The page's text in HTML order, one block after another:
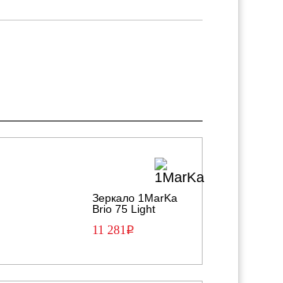
Зеркало 1MarKa
Brio 75 Light
11 281 Р